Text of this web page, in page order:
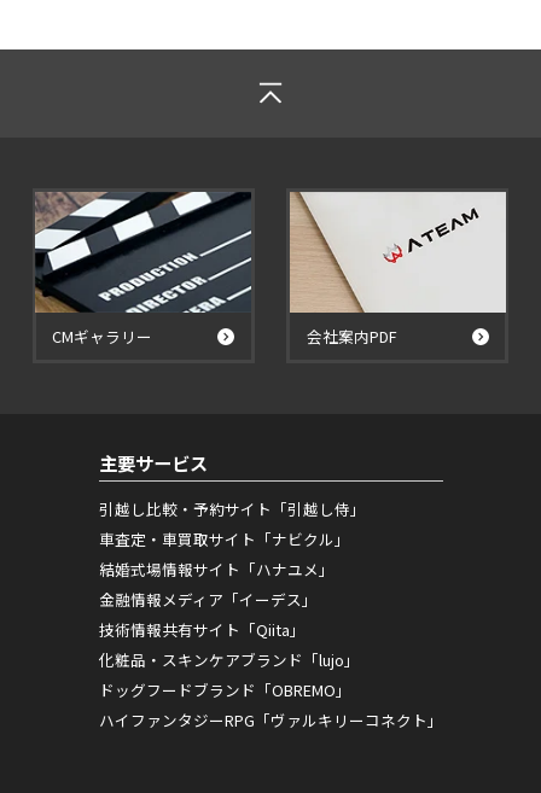
CMギャラリー 会社案内PDF
主要サービス
引越し比較・予約サイト「引越し侍」
車査定・車買取サイト「ナビクル」
結婚式場情報サイト「ハナユメ」
金融情報メディア「イーデス」
技術情報共有サイト「Qiita」
化粧品・スキンケアブランド「lujo」
ドッグフードブランド「OBREMO」
ハイファンタジーRPG「ヴァルキリーコネクト」